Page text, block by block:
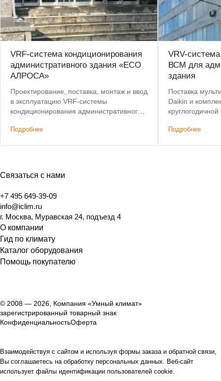
VRF-система кондиционирования
административного здания «ЕСО
АЛРОСА»
Проектирование, поставка, монтаж и ввод
в эксплуатацию VRF-системы
кондиционирования административного
Подробнее
VRV-
ВСМ для
здания
Поставка
Daikin и
Подробнее
Связаться с нами
+7 495 649-39-09
info@iclim.ru
г. Москва, Муравская 24, подъезд 4
О компании
Гид по климату
Каталог оборудования
Помощь покупателю
© 2008 — 2026, Компания «Умный климат»
зарегистрированный товарный знак
КонфиденциальностьОферта
Взаимодействуя с сайтом и используя формы заказа и обратной связи,
Вы соглашаетесь на обработку персональных данных. Веб-сайт
использует файлы идентификации пользователей cookie.